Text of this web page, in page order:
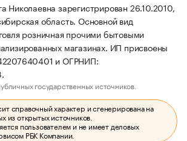
Николаевна зарегистрирован 26.10.2010,
область. Основной вид
розничная прочими бытовыми
магазинах. ИП присвоены
и ОГРНИП:
государственных источников.
справочный характер и сгенерирована на
из открытых источников.
пользователем и не имеет деловых
РБК Компании.